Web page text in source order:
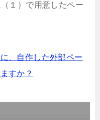
１）で用意したペー
、自作した外部ペー
すか？